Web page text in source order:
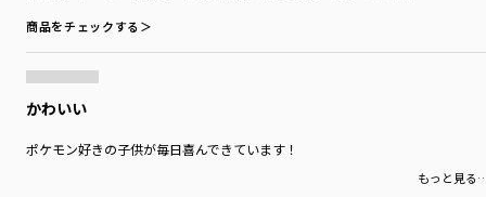
商品をチェックする＞
かわいい
ポケモン好きの子供が毎日喜んできています！
もっと見る